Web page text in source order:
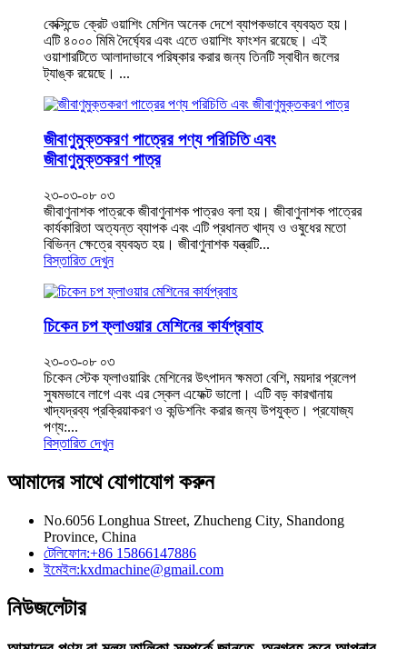
কেক্সিন্ডে ক্রেট ওয়াশিং মেশিন অনেক দেশে ব্যাপকভাবে ব্যবহৃত হয়।
এটি ৪০০০ মিমি দৈর্ঘ্যের এবং এতে ওয়াশিং ফাংশন রয়েছে। এই
ওয়াশারটিতে আলাদাভাবে পরিষ্কার করার জন্য তিনটি স্বাধীন জলের
ট্যাঙ্ক রয়েছে। ...
জীবাণুমুক্তকরণ পাত্রের পণ্য পরিচিতি এবং
জীবাণুমুক্তকরণ পাত্র
২৩-০৩-০৮ ০৩
জীবাণুনাশক পাত্রকে জীবাণুনাশক পাত্রও বলা হয়। জীবাণুনাশক পাত্রের
কার্যকারিতা অত্যন্ত ব্যাপক এবং এটি প্রধানত খাদ্য ও ওষুধের মতো
বিভিন্ন ক্ষেত্রে ব্যবহৃত হয়। জীবাণুনাশক যন্ত্রটি...
বিস্তারিত দেখুন
চিকেন চপ ফ্লাওয়ার মেশিনের কার্যপ্রবাহ
২৩-০৩-০৮ ০৩
চিকেন স্টেক ফ্লাওয়ারিং মেশিনের উৎপাদন ক্ষমতা বেশি, ময়দার প্রলেপ
সুষমভাবে লাগে এবং এর স্কেল এফেক্ট ভালো। এটি বড় কারখানায়
খাদ্যদ্রব্য প্রক্রিয়াকরণ ও কন্ডিশনিং করার জন্য উপযুক্ত। প্রযোজ্য
পণ্য:...
বিস্তারিত দেখুন
আমাদের সাথে যোগাযোগ করুন
No.6056 Longhua Street, Zhucheng City, Shandong
Province, China
টেলিফোন:+86 15866147886
ইমেইল:kxdmachine@gmail.com
নিউজলেটার